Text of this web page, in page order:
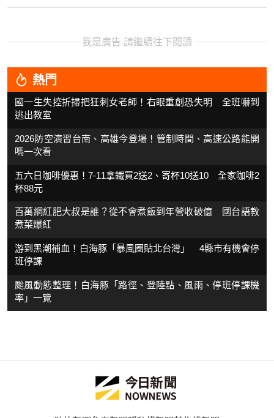
我是廣告 請繼續往下閱讀
熱門
國一生失控折掃把狂刺女老師！右眼重創恐失明 全班嚇到
逃出教室
2026防空演習台南、高雄今登場！管制時間、高速公路能開
嗎一次看
五六日咖啡優惠！7-11拿鐵買2送2、寄杯10送10 全家咖啡2
杯88元
百萬網紅肥大叔是誰？從不會煮飯到年營收破億 國台語教
煮菜爆紅
游到黑潮補血！白海豚「暴風圈貼北台灣」 4縣市有機會停
班停課
颱風動態整理！白海豚「路徑、登陸點、風雨、停班停課機
率」一覽